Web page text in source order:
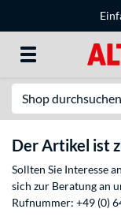
Der Artikel ist
Sollten Sie Interesse
sich zur Beratung an
Rufnummer: +49 (0)